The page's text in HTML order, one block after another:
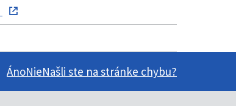
ÁnoNieNašli ste na stránke chybu?